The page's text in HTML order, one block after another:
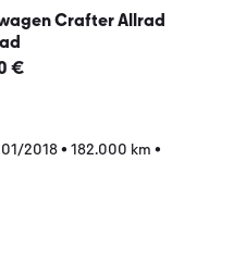
Crafter Allrad
€
01/2018• 182.000 km •